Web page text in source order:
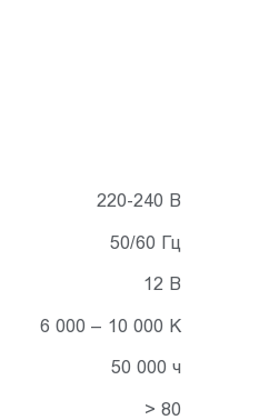
220-240 В
50/60 Гц
12 В
6 000 – 10 000 K
50 000 ч
> 80